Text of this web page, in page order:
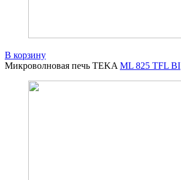
В корзину
Микроволновая печь TEKAML 825 TFL BI